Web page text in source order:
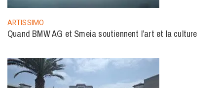
ARTISSIMO
Quand BMW AG et Smeia soutiennent l’art et la culture